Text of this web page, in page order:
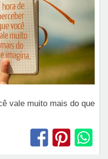
vale muito mais do que